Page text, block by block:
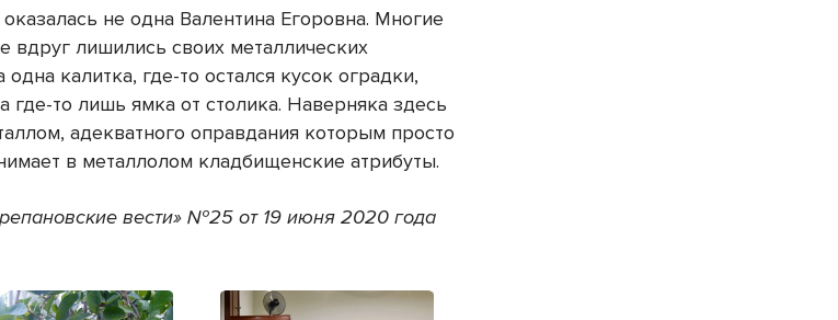
не одна Валентина Егоровна. Многие
вдруг лишились своих металлических
калитка, где-то остался кусок оградки,
то лишь ямка от столика. Наверняка здесь
адекватного оправдания которым просто
в металлолом кладбищенские атрибуты.
вести» №25 от 19 июня 2020 года